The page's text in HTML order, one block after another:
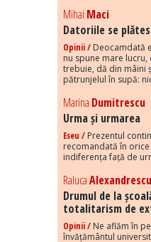
Mihai Maci
Datoriile se
Opinii / Deocamdată
nu spune mare lucru,
trebuie, dă din mâini
pătrunjelul în supă:
Marina Dumitrescu
Urma și urmarea
Eseu / Prezentul
recomandată în
indiferența față de
RalucaAlexandrescu
Drumul de la
totalitarism de
Opinii / Ne aflăm în
învățământul